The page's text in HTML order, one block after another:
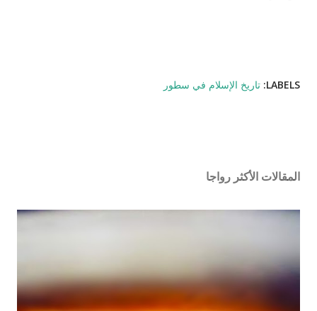
LABELS: تاريخ الإسلام في سطور
المقالات الأكثر رواجا